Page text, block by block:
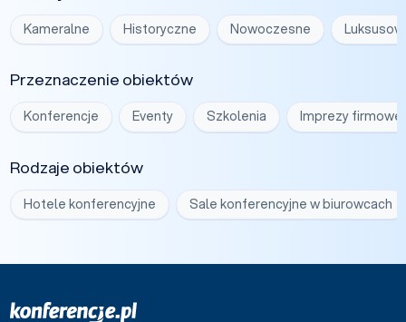
Kameralne Historyczne Nowoczesne
Przeznaczenie obiektów
Konferencje Eventy Szkolenia Imprezy firmowe
Rodzaje obiektów
Hotele konferencyjne Sale konferencyjne w biurowcach